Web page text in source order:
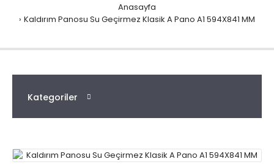
Anasayfa
Kaldırım Panosu Su Geçirmez Klasik A Pano A1 594X841 MM
Kategoriler